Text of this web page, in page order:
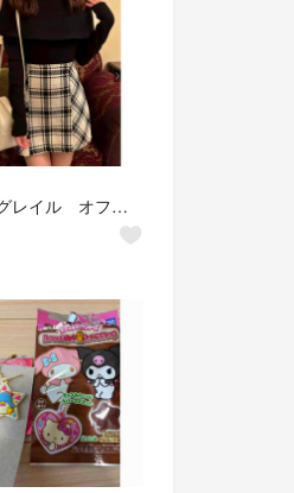
GRL グレイル オフショルニットトップス[an1432]